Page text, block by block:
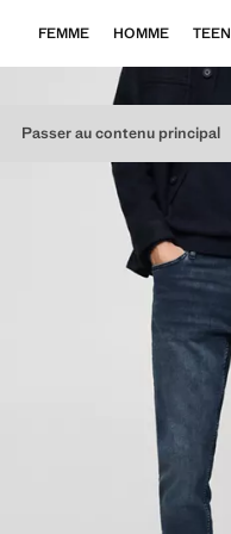
Passer au contenu principal
FEMME HOMME TEEN